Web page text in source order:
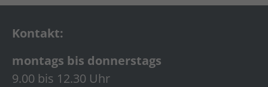
Kontakt:
montags bis donnerstags
9.00 bis 12.30 Uhr